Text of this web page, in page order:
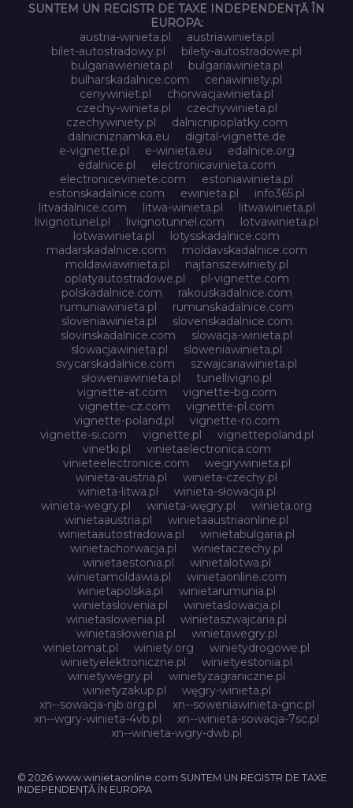
SUNTEM UN REGISTR DE TAXE INDEPENDENȚĂ ÎN
EUROPA:
austria-winieta.pl
austriawinieta.pl
bilet-autostradowy.pl
bilety-autostradowe.pl
bulgariawienieta.pl
bulgariawinieta.pl
bulharskadalnice.com
cenawiniety.pl
cenywiniet.pl
chorwacjawinieta.pl
czechy-winieta.pl
czechywinieta.pl
czechywiniety.pl
dalnicnipoplatky.com
dalnicniznamka.eu
digital-vignette.de
e-vignette.pl
e-winieta.eu
edalnice.org
edalnice.pl
electronicavinieta.com
electroniceviniete.com
estoniawinieta.pl
estonskadalnice.com
ewinieta.pl
info365.pl
litvadalnice.com
litwa-winieta.pl
litwawinieta.pl
livignotunel.pl
livignotunnel.com
lotvawinieta.pl
lotwawinieta.pl
lotysskadalnice.com
madarskadalnice.com
moldavskadalnice.com
moldawiawinieta.pl
najtanszewiniety.pl
oplatyautostradowe.pl
pl-vignette.com
polskadalnice.com
rakouskadalnice.com
rumuniawinieta.pl
rumunskadalnice.com
sloveniawinieta.pl
slovenskadalnice.com
slovinskadalnice.com
slowacja-winieta.pl
slowacjawinieta.pl
sloweniawinieta.pl
svycarskadalnice.com
szwajcariawinieta.pl
słoweniawinieta.pl
tunellivigno.pl
vignette-at.com
vignette-bg.com
vignette-cz.com
vignette-pl.com
vignette-poland.pl
vignette-ro.com
vignette-si.com
vignette.pl
vignettepoland.pl
vinetki.pl
vinietaelectronica.com
vinieteelectronice.com
wegrywinieta.pl
winieta-austria.pl
winieta-czechy.pl
winieta-litwa.pl
winieta-słowacja.pl
winieta-wegry.pl
winieta-węgry.pl
winieta.org
winietaaustria.pl
winietaaustriaonline.pl
winietaautostradowa.pl
winietabulgaria.pl
winietachorwacja.pl
winietaczechy.pl
winietaestonia.pl
winietalotwa.pl
winietamoldawia.pl
winietaonline.com
winietapolska.pl
winietarumunia.pl
winietaslovenia.pl
winietaslowacja.pl
winietaslowenia.pl
winietaszwajcaria.pl
winietasłowenia.pl
winietawegry.pl
winietomat.pl
winiety.org
winietydrogowe.pl
winietyelektroniczne.pl
winietyestonia.pl
winietywegry.pl
winietyzagraniczne.pl
winietyzakup.pl
węgry-winieta.pl
xn--sowacja-njb.org.pl
xn--soweniawinieta-gnc.pl
xn--wgry-winieta-4vb.pl
xn--winieta-sowacja-7sc.pl
xn--winieta-wgry-dwb.pl
© 2026 www.winietaonline.com SUNTEM UN REGISTR DE TAXE
INDEPENDENȚĂ ÎN EUROPA